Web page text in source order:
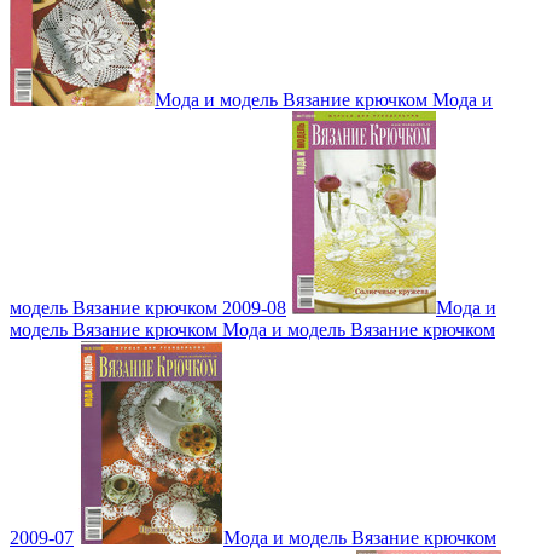
Мода и модель Вязание крючком Мода и
модель Вязание крючком 2009-08
Мода и
модель Вязание крючком Мода и модель Вязание крючком
2009-07 Мода и модель Вязание крючком